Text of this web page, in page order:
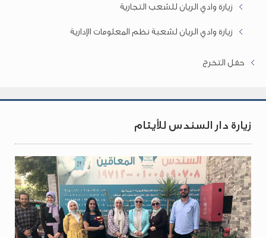
زيارة وادي الريان للشعب التجارية
زيارة وادي الريان لشعبة نظم المعلومات الإدارية
حفل التخرج
زيارة دار السندس للأيتام